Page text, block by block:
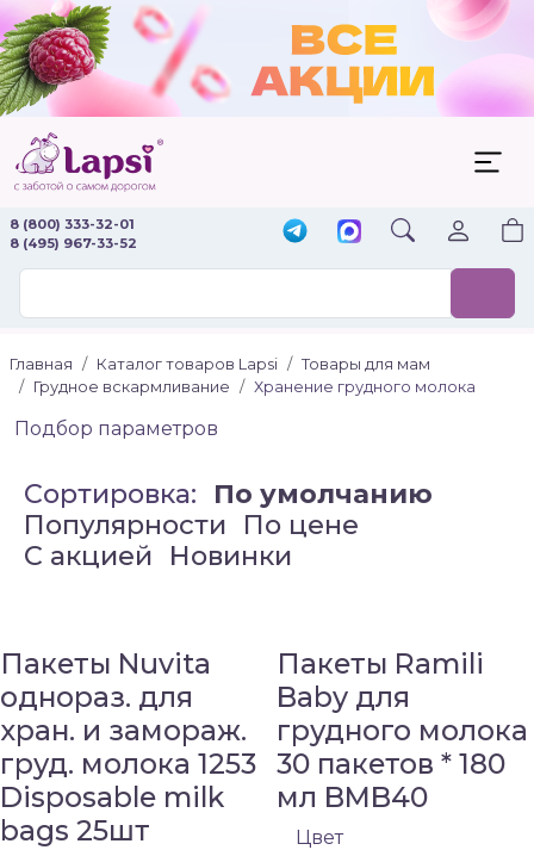
8 (800) 333-32-01
8 (495) 967-33-52
Главная Каталог товаров Lapsi
Товары для мам
Грудное вскармливание
Хранение грудного молока
Подбор параметров
Сортировка:
По умолчанию
Популярности
По цене
C акцией
Новинки
Пакеты Nuvita
однораз. для
хран. и замораж.
груд. молока 1253
Disposable milk
bags 25шт
Пакеты Ramili
Baby для
грудного молока
30 пакетов * 180
мл BMB40
Цвет